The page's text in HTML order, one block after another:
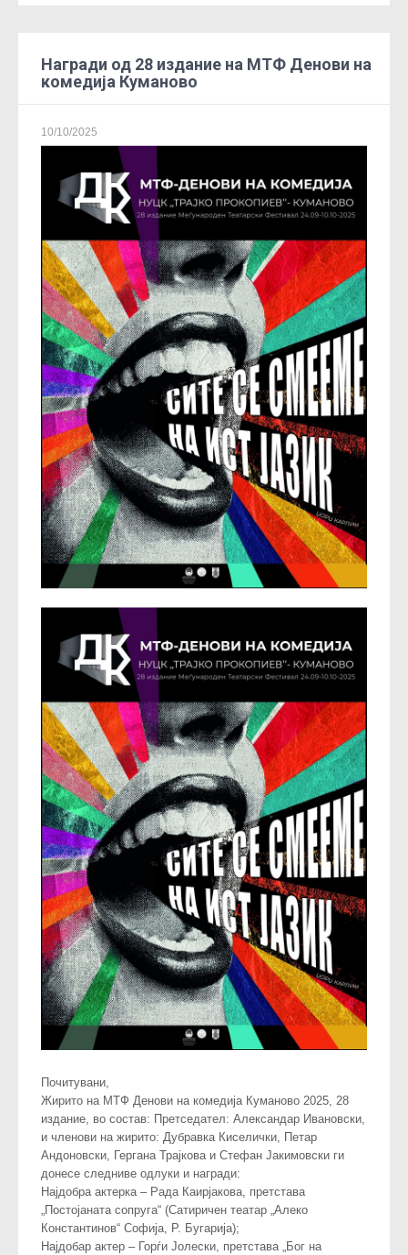
Награди од 28 издание на МТФ Денови на
комедија Куманово
10/10/2025
Почитувани,
Жирито на МТФ Денови на комедија Куманово 2025, 28
издание, во состав: Претседател: Александар Ивановски,
и членови на жирито: Дубравка Киселички, Петар
Андоновски, Гергана Трaјкова и Стефан Јакимовски ги
донесе следниве одлуки и награди:
Најдобра актерка – Рада Каирјакова, претстава
„Постојаната сопруга“ (Сатиричен театар „Алеко
Константинов“ Софија, Р. Бугарија);
Најдобар актер – Горѓи Јолески, претстава „Бог на